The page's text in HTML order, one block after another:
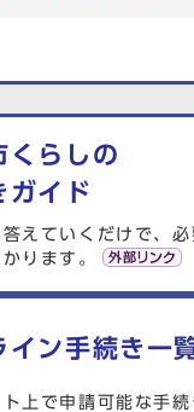
す
くらしの
ガイド
えていくだけで、必
ります。
イン手続き一
上で申請可能な手